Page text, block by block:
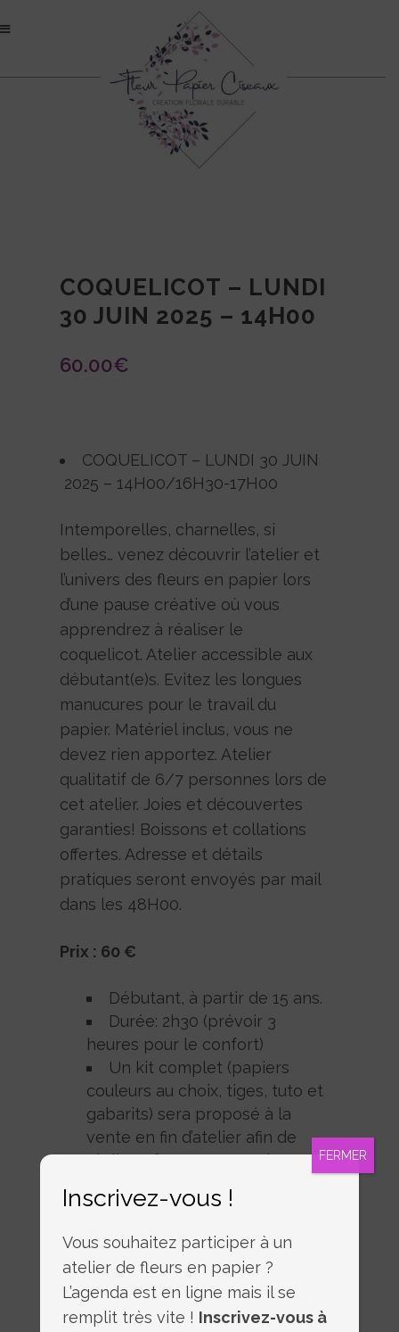
COQUELICOT – LUNDI
30 JUIN 2025 – 14H00
60.00€
COQUELICOT – LUNDI 30 JUIN
2025 – 14H00/16H30-17H00
Intemporelles, charnelles, si
belles… venez découvrir l’atelier et
l’univers des fleurs en papier lors
d’une pause créative où vous
apprendrez à réaliser le
coquelicot. Atelier accessible aux
débutant(e)s. Evitez les longues
manucures pour le travail du
papier. Matériel inclus, vous ne
devez rien apportez. Atelier
qualitatif de 6/7 personnes lors de
cet atelier. Joies et découvertes
garanties! Boissons et collations
offertes. Adresse et détails
pratiques seront envoyés par mail
dans les 48H00.
Prix : 60 €
Débutant, à partir de 15 ans.
Durée: 2h30 (prévoir 3
heures pour le confort)
Un kit complet (papiers
couleurs au choix, tiges, tuto et
gabarits) sera proposé à la
vente en fin d’atelier afin de
réaliser d’autres roses chez
propre bouquet
l’atelier et infos pratiques vous
seront envoyées par mail dés
validation de votre inscription.
Inscrivez-vous !
Vous souhaitez participer à un
atelier de fleurs en papier ?
L’agenda est en ligne mais il se
remplit très vite ! Inscrivez-vous à
FERMER